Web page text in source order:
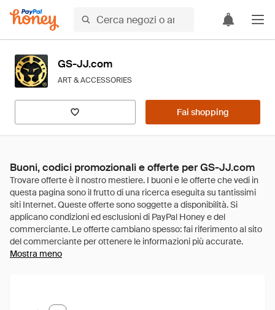
GS-JJ.com
ART & ACCESSORIES
Fai shopping
Buoni, codici promozionali e offerte per GS-JJ.com
Mostra meno